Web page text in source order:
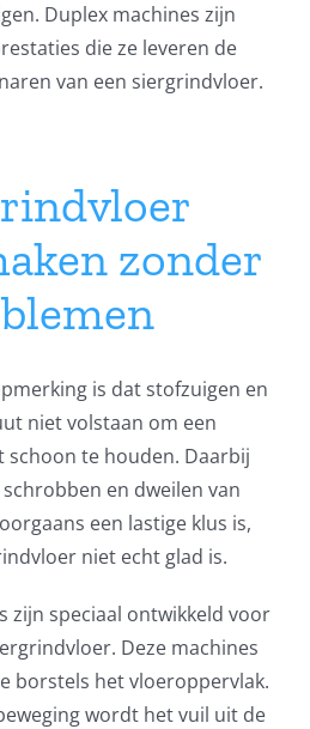
Duplex machines zijn
die ze leveren de
van een siergrindvloer.
zonder
is dat stofzuigen en
niet volstaan om een
te houden. Daarbij
en dweilen van
een lastige klus is,
niet echt glad is.
zijn speciaal ontwikkeld voor
Deze machines
borstels het vloeroppervlak.
wordt het vuil uit de